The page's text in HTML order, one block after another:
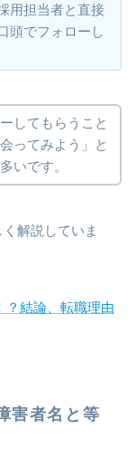
用担当者と直接
頭でフォローし
してもらうこと
ってみよう」と
いです。
解説していま
？結論、転職理由
害者名と等